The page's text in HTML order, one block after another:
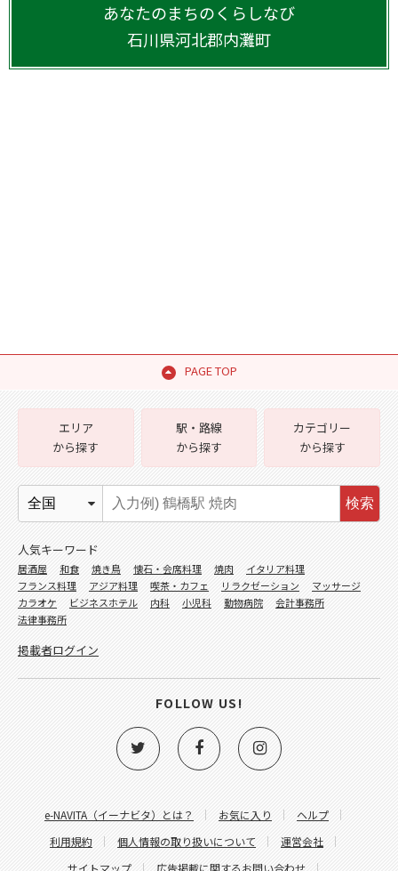
あなたのまちのくらしなび
石川県河北郡内灘町
PAGE TOP
e-NAVITA（イーナビタ）とは？ お気に入り
ヘルプ
利用規約
個人情報の取り扱いについて
運営会社
サイトマップ
広告掲載に関するお問い合わせ
エリア
から探す
駅・路線
から探す
カテゴリー
から探す
検索
人気キーワード
居酒屋 和食 焼き鳥 懐石・会席料理 焼肉
イタリア料理
フランス料理
アジア料理 喫茶・カフェ リラクゼーション
マッサージ
カラオケ
ビジネスホテル 内科 小児科 動物病院
会計事務所
法律事務所
掲載者ログイン
FOLLOW US!